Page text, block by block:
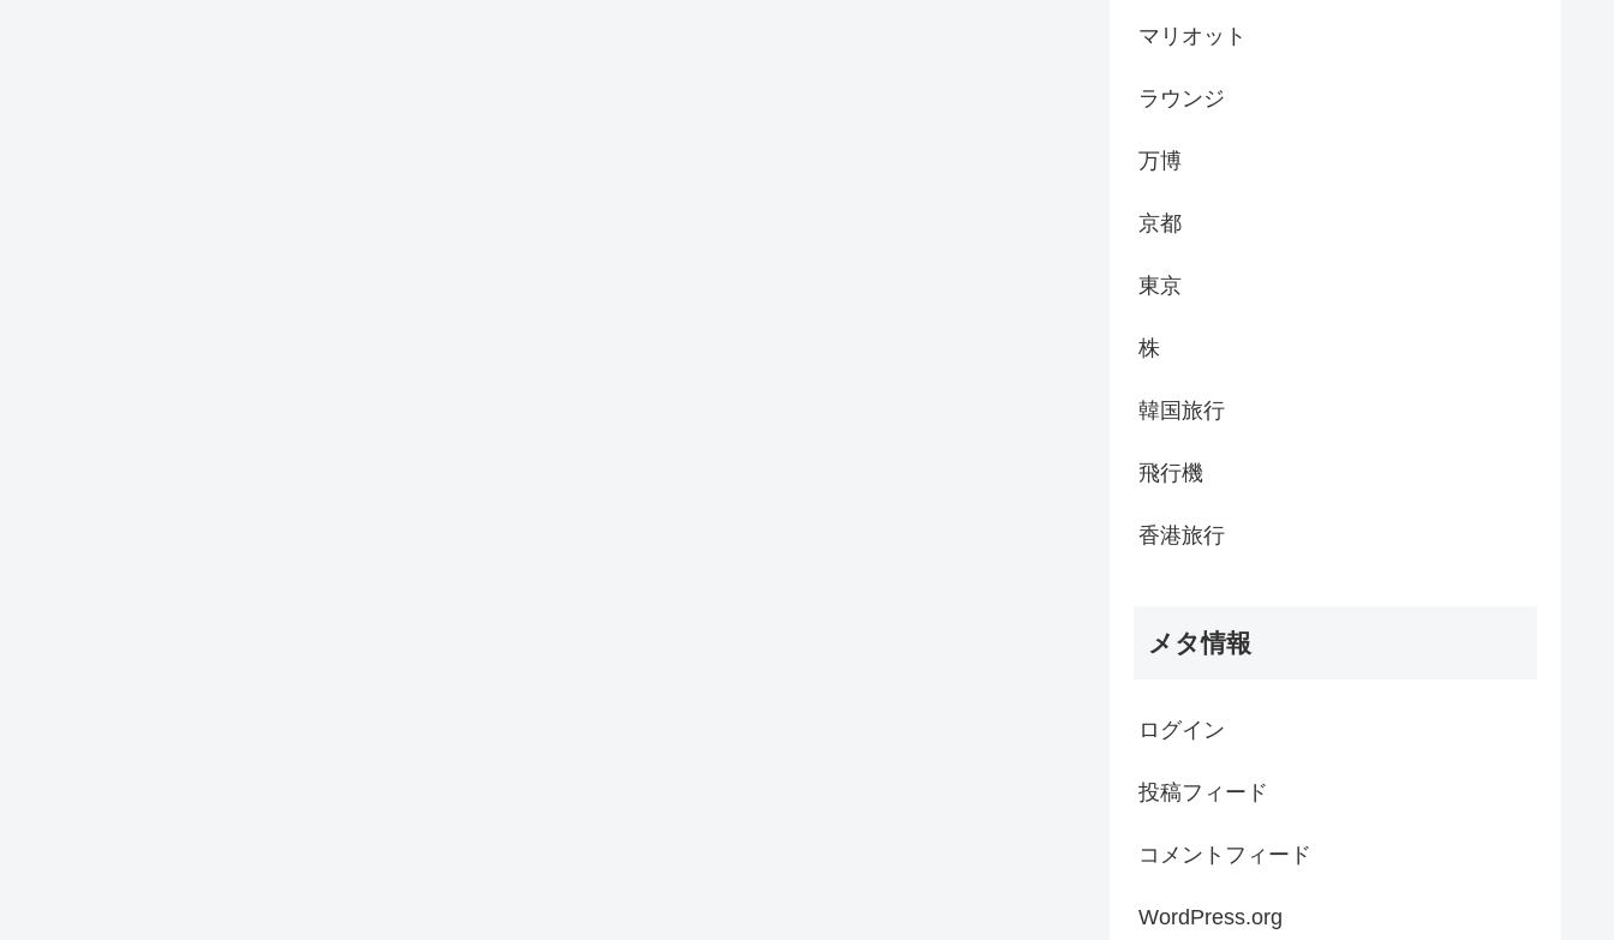
マリオット
ラウンジ
万博
京都
東京
株
韓国旅行
飛行機
香港旅行
メタ情報
ログイン
投稿フィード
コメントフィード
WordPress.org